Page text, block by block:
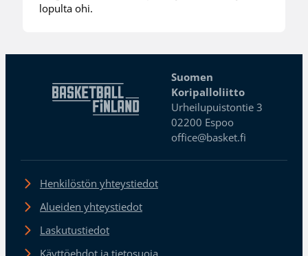
lopulta ohi.
Suomen
Koripalloliitto
Urheilupuistontie 3
02200 Espoo
office@basket.fi
Henkilöstön yhteystiedot
Alueiden yhteystiedot
Laskutustiedot
Käyttöehdot ja tietosuoja